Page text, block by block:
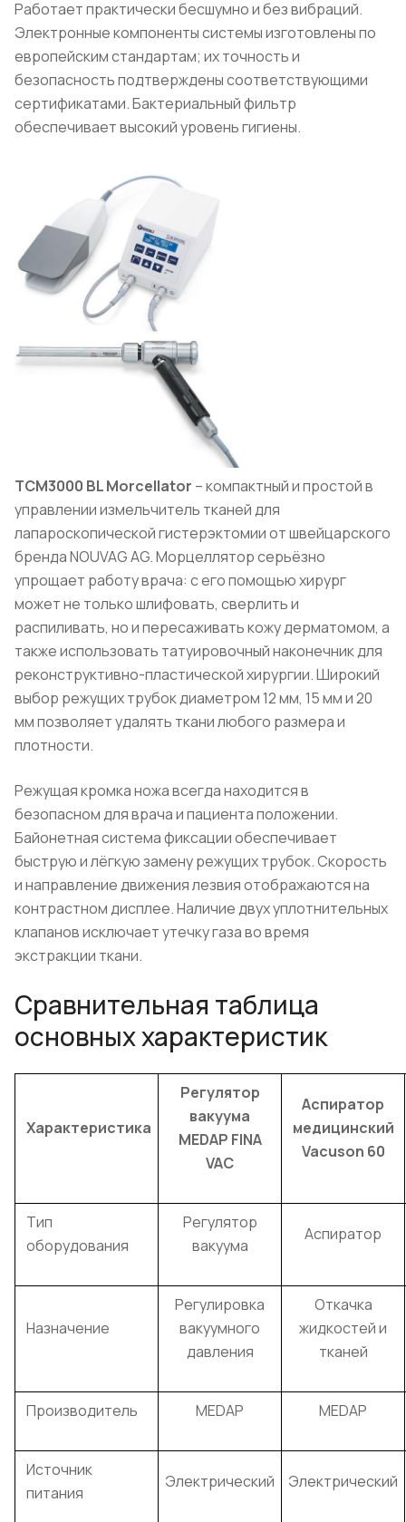
Работает практически бесшумно и без вибраций.
Электронные компоненты системы изготовлены по
европейским стандартам; их точность и
безопасность подтверждены соответствующими
сертификатами. Бактериальный фильтр
обеспечивает высокий уровень гигиены.
TCM3000 BL Morcellator – компактный и простой в
управлении измельчитель тканей для
лапароскопической гистерэктомии от швейцарского
бренда NOUVAG AG. Морцеллятор серьёзно
упрощает работу врача: с его помощью хирург
может не только шлифовать, сверлить и
распиливать, но и пересаживать кожу дерматомом, а
также использовать татуировочный наконечник для
реконструктивно-пластической хирургии. Широкий
выбор режущих трубок диаметром 12 мм, 15 мм и 20
мм позволяет удалять ткани любого размера и
плотности.
Режущая кромка ножа всегда находится в
безопасном для врача и пациента положении.
Байонетная система фиксации обеспечивает
быструю и лёгкую замену режущих трубок. Скорость
и направление движения лезвия отображаются на
контрастном дисплее. Наличие двух уплотнительных
клапанов исключает утечку газа во время
экстракции ткани.
Сравнительная таблица
основных характеристик
Характеристика
Регулятор
вакуума
MEDAP FINA
VAC
Аспиратор
медицинский
Vacuson 60
Тип
оборудования
Регулятор
вакуума
Аспиратор
Назначение
Регулировка
вакуумного
давления
Откачка
жидкостей и
тканей
Производитель MEDAP MEDAP
Источник
питания
Электрический Электрический